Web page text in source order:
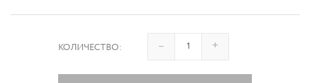
КОЛИЧЕСТВО: – +